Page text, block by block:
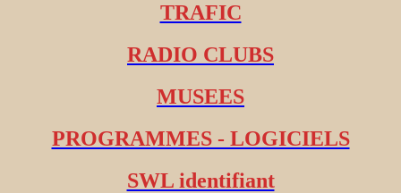
TRAFIC
RADIO CLUBS
MUSEES
PROGRAMMES - LOGICIELS
SWL identifiant